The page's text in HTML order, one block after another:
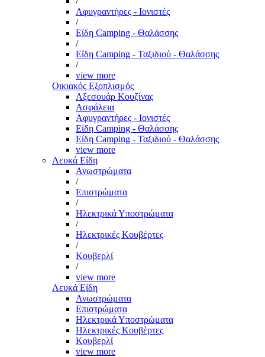
Αφυγραντήρες - Ιονιστές
/
Είδη Camping - Θαλάσσης
/
Είδη Camping - Ταξιδιού - Θαλάσσης
/
view more
Οικιακός Εξοπλισμός
Αξεσουάρ Κουζίνας
Ασφάλεια
Αφυγραντήρες - Ιονιστές
Είδη Camping - Θαλάσσης
Είδη Camping - Ταξιδιού - Θαλάσσης
view more
Λευκά Είδη
Ανωστρώματα
/
Επιστρώματα
/
Ηλεκτρικά Υποστρώματα
/
Ηλεκτρικές Κουβέρτες
/
Κουβερλί
/
view more
Λευκά Είδη
Ανωστρώματα
Επιστρώματα
Ηλεκτρικά Υποστρώματα
Ηλεκτρικές Κουβέρτες
Κουβερλί
view more